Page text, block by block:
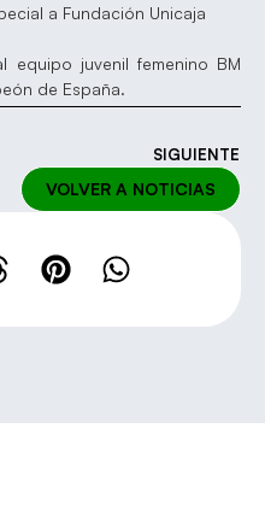
a Fundación Unicaja
equipo juvenil femenino BM
de España.
SIGUIENTE
VOLVER A NOTICIAS